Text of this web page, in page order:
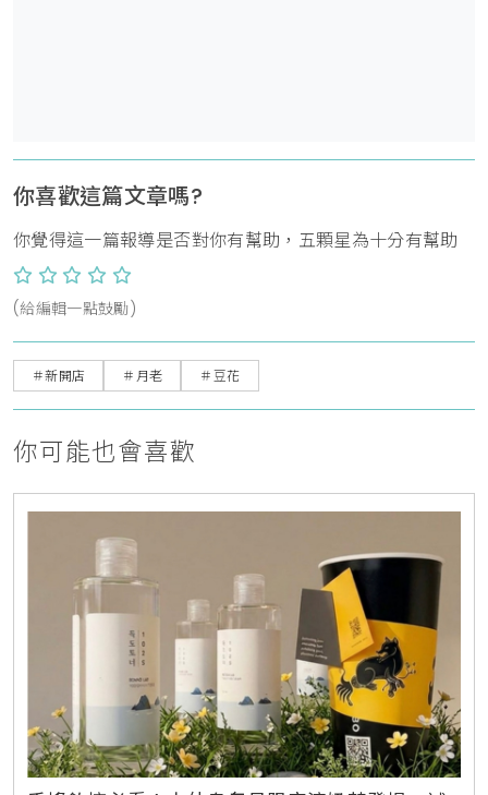
你喜歡這篇文章嗎?
你覺得這一篇報導是否對你有幫助，五顆星為十分有幫助
(給編輯一點鼓勵)
＃新開店 ＃月老 ＃豆花
你可能也會喜歡